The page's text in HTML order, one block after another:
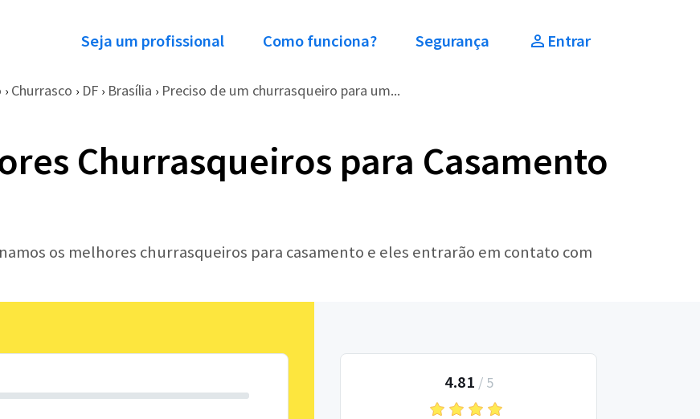
Seja um profissional Como funciona? Segurança Entrar
› Churrasco › DF › Brasília › Preciso de um churrasqueiro para um...
Churrasqueiros para Casamento
os melhores churrasqueiros para casamento e eles entrarão em contato com
4.81 / 5